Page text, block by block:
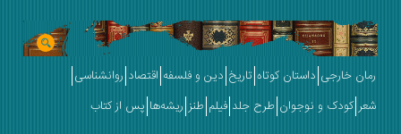
رمان خارجی داستان کوتاه تاریخ دین و فلسفه اقتصاد روانشناسی
شعر کودک و نوجوان طرح جلد فیلم طنز ریشه‌ها پس از کتاب